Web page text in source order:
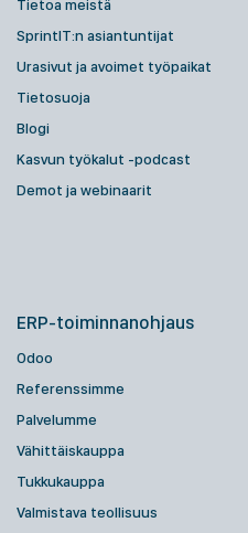
Tietoa meistä
SprintIT:n asiantuntijat
Urasivut ja avoimet työpaikat
Tietosuoja
Blogi
Kasvun työkalut -podcast
Demot ja webinaarit
ERP-toiminnanohjaus
Odoo
Referenssimme
Palvelumme
Vähittäiskauppa
Tukkukauppa
Valmistava teollisuus